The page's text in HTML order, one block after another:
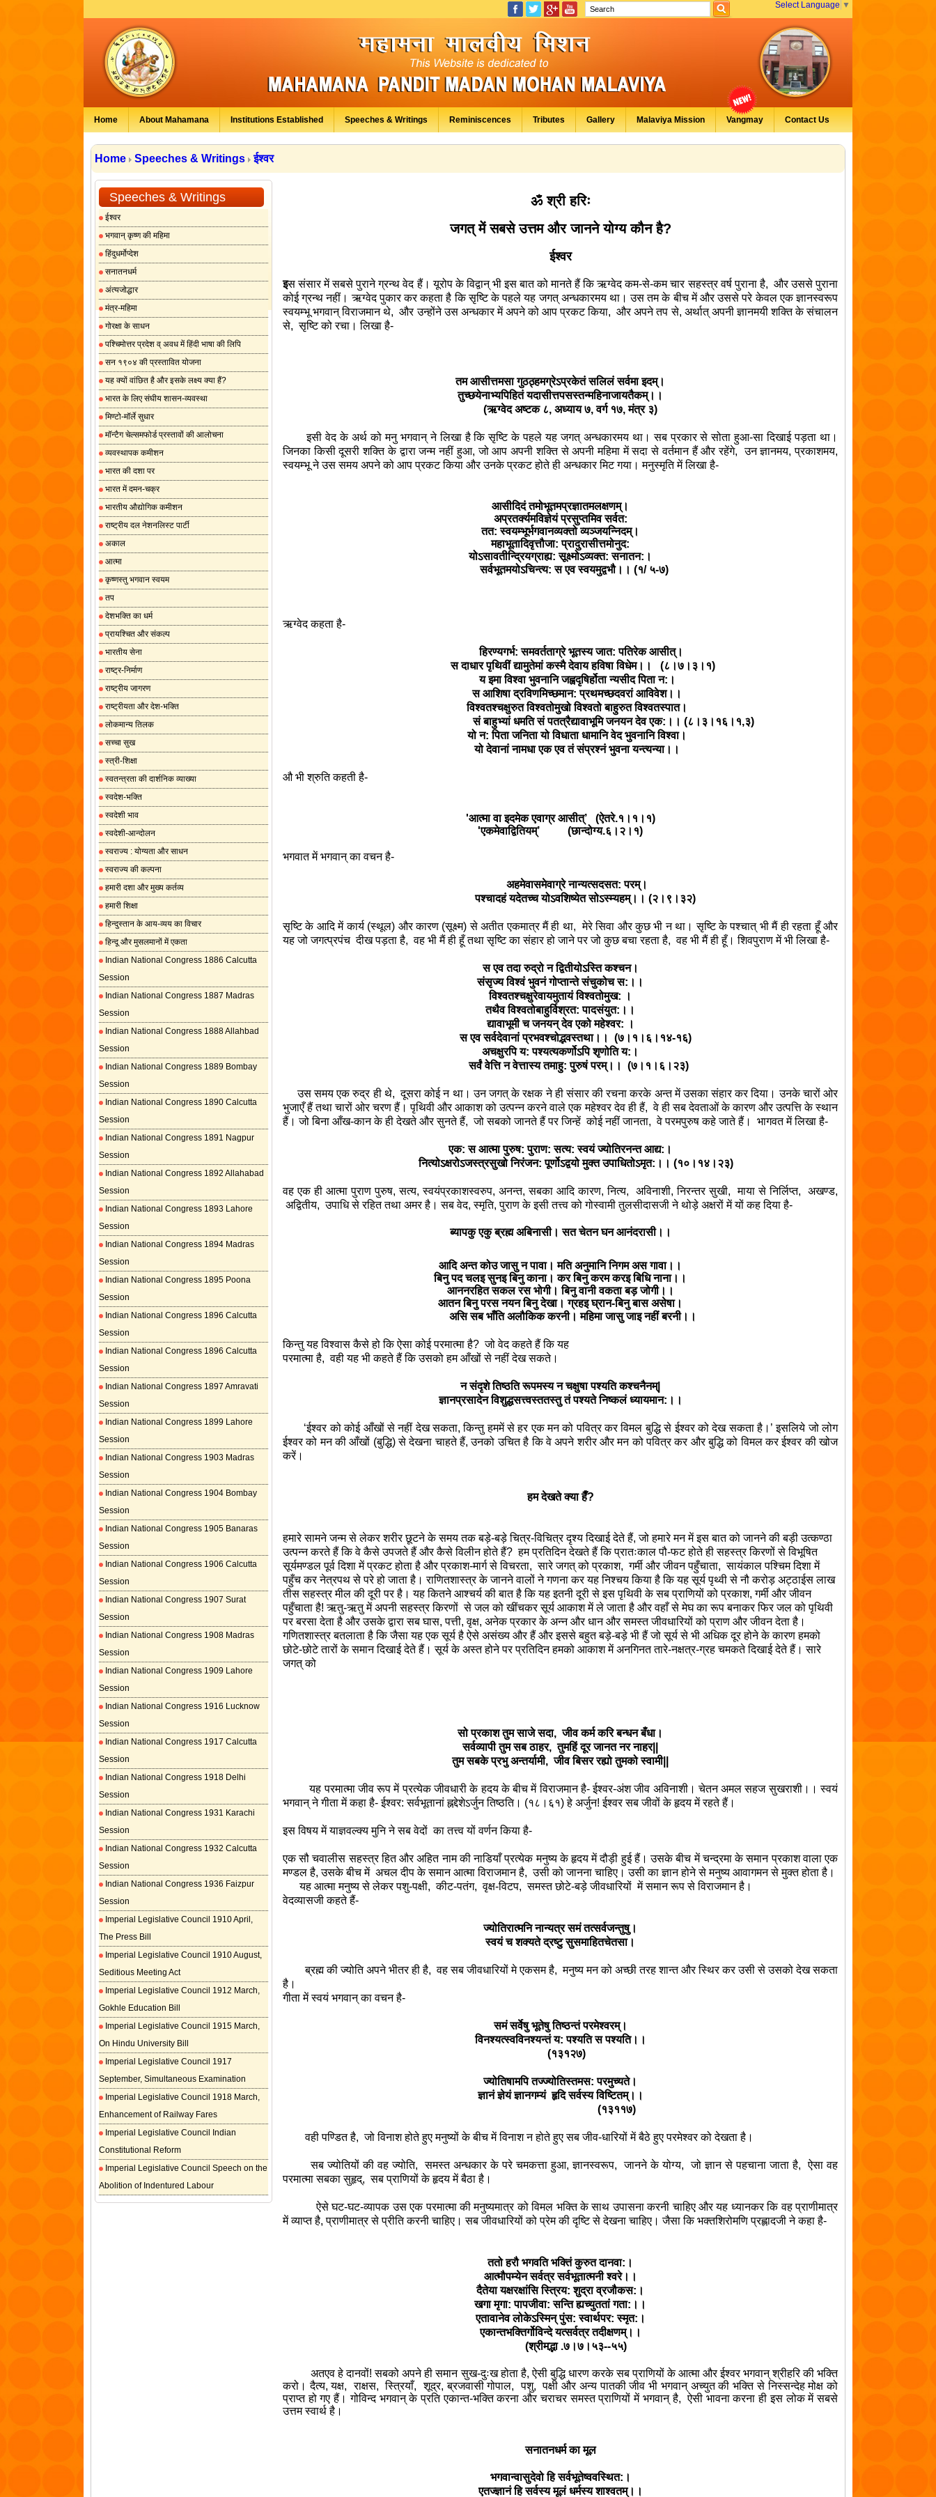
Select Language ▼
Home About Mahamana Institutions Established Speeches & Writings Reminiscences Tributes Gallery Malaviya Mission Vangmay Contact Us
Home Speeches & Writings ईश्वर
Speeches & Writings
ईश्वर
भगवान् कृष्ण की महिमा
हिंदुधर्मोप्देश
सनातनधर्म
अंत्यजोद्धार
मंत्र-महिमा
गोरक्षा के साधन
पश्चिमोत्तर प्रदेश व् अवध में हिंदी भाषा की लिपि
सन १९०४ की प्रस्तावित योजना
यह क्यों वांछित है और इसके लक्ष्य क्या हैं?
भारत के लिए संघीय शासन-व्यवस्था
मिण्टो-मॉर्ले सुधार
मॉन्टैग चेल्समफोर्ड प्रस्तावों की आलोचना
व्यवस्थापक कमीशन
भारत की दशा पर
भारत में दमन-चक्र
भारतीय औद्योगिक कमीशन
राष्ट्रीय दल नेशनलिस्ट पार्टी
अकाल
आत्मा
कृष्णस्तु भगवान स्वयम
तप
देशभक्ति का धर्म
प्रायश्चित और संकल्प
भारतीय सेना
राष्ट्र-निर्माण
राष्ट्रीय जागरण
राष्ट्रीयता और देश-भक्ति
लोकमान्य तिलक
सच्चा सुख
स्त्री-शिक्षा
स्वतन्त्रता की दार्शनिक व्याख्या
स्वदेश-भक्ति
स्वदेशी भाव
स्वदेशी-आन्दोलन
स्वराज्य : योग्यता और साधन
स्वराज्य की कल्पना
हमारी दशा और मुख्य कर्तव्य
हमारी शिक्षा
हिन्दुस्तान के आय-व्यय का विचार
हिन्दू और मुसलमानों में एकता
Indian National Congress 1886 Calcutta
Session
Indian National Congress 1887 Madras
Session
Indian National Congress 1888 Allahbad
Session
Indian National Congress 1889 Bombay
Session
Indian National Congress 1890 Calcutta
Session
Indian National Congress 1891 Nagpur
Session
Indian National Congress 1892 Allahabad
Session
Indian National Congress 1893 Lahore
Session
Indian National Congress 1894 Madras
Session
Indian National Congress 1895 Poona
Session
Indian National Congress 1896 Calcutta
Session
Indian National Congress 1896 Calcutta
Session
Indian National Congress 1897 Amravati
Session
Indian National Congress 1899 Lahore
Session
Indian National Congress 1903 Madras
Session
Indian National Congress 1904 Bombay
Session
Indian National Congress 1905 Banaras
Session
Indian National Congress 1906 Calcutta
Session
Indian National Congress 1907 Surat
Session
Indian National Congress 1908 Madras
Session
Indian National Congress 1909 Lahore
Session
Indian National Congress 1916 Lucknow
Session
Indian National Congress 1917 Calcutta
Session
Indian National Congress 1918 Delhi
Session
Indian National Congress 1931 Karachi
Session
Indian National Congress 1932 Calcutta
Session
Indian National Congress 1936 Faizpur
Session
Imperial Legislative Council 1910 April,
The Press Bill
Imperial Legislative Council 1910 August,
Seditious Meeting Act
Imperial Legislative Council 1912 March,
Gokhle Education Bill
Imperial Legislative Council 1915 March,
On Hindu University Bill
Imperial Legislative Council 1917
September, Simultaneous Examination
Imperial Legislative Council 1918 March,
Enhancement of Railway Fares
Imperial Legislative Council Indian
Constitutional Reform
Imperial Legislative Council Speech on the
Abolition of Indentured Labour
ॐ श्री हरिः
जगत् में सबसे उत्तम और जानने योग्य कौन है?
ईश्वर
इस संसार में सबसे पुराने ग्रन्थ वेद हैं। यूरोप के विद्वान् भी इस बात को मानते हैं कि ऋग्वेद कम-से-कम चार सहस्त्र वर्ष पुराना है, और उससे पुराना
कोई ग्रन्थ नहीं। ऋग्वेद पुकार कर कहता है कि सृष्टि के पहले यह जगत् अन्धकारमय था। उस तम के बीच में और उससे परे केवल एक ज्ञानस्वरूप
स्वयम्भू भगवान् विराजमान थे, और उन्होंने उस अन्धकार में अपने को आप प्रकट किया, और अपने तप से, अर्थात् अपनी ज्ञानमयी शक्ति के संचालन
से, सृष्टि को रचा। लिखा है-
तम आसीत्तमसा गुठठ्हमग्रेऽप्रकेतं सलिलं सर्वमा इदम्।
तुच्छयेनाभ्यपिहितं यदासीत्तपसस्तन्महिनाजायतैकम्।।
(ऋग्वेद अष्टक ८, अध्याय ७,वर्ग १७,मंत्र ३)
इसी वेद के अर्थ को मनु भगवान् ने लिखा है कि सृष्टि के पहले यह जगत् अन्धकारमय था। सब प्रकार से सोता हुआ-सा दिखाई पड़ता था।
जिनका किसी दूसरी शक्ति के द्वारा जन्म नहीं हुआ,जो आप अपनी शक्ति से अपनी महिमा में सदा से वर्तमान हैं और रहेंगे, उन ज्ञानमय,प्रकाशमय,
स्वयम्भू ने उस समय अपने को आप प्रकट किया और उनके प्रकट होते ही अन्धकार मिट गया। मनुस्मृति में लिखा है-
आसीदिदं तमोभूतमप्रज्ञातमलक्षणम्।
अप्रतर्क्यमविज्ञेयं प्रसुप्तमिव सर्वत:
तत: स्वयम्भूर्भगवानव्यक्तो व्यञ्जयन्निदम्।
महाभूतादिवृत्तौजा: प्रादुरासीत्तमोनुद:
योऽसावतीन्द्रियग्राह्य: सूक्ष्मोऽव्यक्त: सनातन:।
सर्वभूतमयोऽचिन्त्य: स एव स्वयमुद्वभौ।। (१/ ५-७)
ऋग्वेद कहता है-
हिरण्यगर्भ: समवर्तताग्रे भूतस्य जात: पतिरेक आसीत्।
स दाधार पृथिवीं द्यामुतेमां कस्मै देवाय हविषा विधेम।। (८।७।३।१)
य इमा विश्वा भुवनानि जह्वदृषिर्होता न्यसीद पिता न:।
स आशिषा द्रविणमिच्छमान: प्रथमच्छदवरां आविवेश।।
विश्वतश्चक्षुरुत विश्वतोमुखो विश्वतो बाहुरुत विश्वतस्पात।
सं बाहुभ्यां धमति सं पतत्रैद्यावाभूमि जनयन देव एक:।। (८।३।१६।१,३)
यो न: पिता जनिता यो विधाता धामानि वेद भुवनानि विश्वा।
यो देवानां नामधा एक एव तं संप्रश्नं भुवना यन्त्यन्या।।
औ भी श्रुति कहती है-
'आत्मा वा इदमेक एवाग्र आसीत्’ (ऐतरे.१।१।१)
'एकमेवाद्वितियम्’ (छान्दोग्य.६।२।१)
भगवात में भगवान् का वचन है-
अहमेवासमेवाग्रे नान्यत्सदसत: परम्।
पश्चादहं यदेतच्च योऽवशिष्येत सोऽस्म्यहम्।। (२।९।३२)
सृष्टि के आदि में कार्य (स्थूल) और कारण (सूक्ष्म) से अतीत एकमात्र मैं ही था, मेरे सिवा और कुछ भी न था। सृष्टि के पश्चात् भी मैं ही रहता हूँ और
यह जो जगत्प्रपंच दीख पड़ता है, वह भी मैं ही हूँ तथा सृष्टि का संहार हो जाने पर जो कुछ बचा रहता है, वह भी मैं ही हूँ। शिवपुराण में भी लिखा है-
स एव तदा रुद्रो न द्वितीयोऽस्ति कश्चन।
संसृज्य विश्वं भुवनं गोप्तान्ते संचुकोच स:।।
विश्वतश्चक्षुरेवायमुतायं विश्वतोमुख: ।
तथैव विश्वतोबाहुर्विश्रत: पादसंयुत:।।
द्यावाभूमी च जनयन् देव एको महेश्वर: ।
स एव सर्वदेवानां प्रभवश्चोद्भवस्तथा।। (७।१।६।१४-१६)
अचक्षुरपि य: पश्यत्यकर्णोऽपि शृणोति य:।
सर्वं वेत्ति न वेत्तास्य तमाहु: पुरुषं परम्।। (७।१।६।२३)
उस समय एक रुद्र ही थे, दूसरा कोई न था। उन जगत् के रक्षक ने ही संसार की रचना करके अन्त में उसका संहार कर दिया। उनके चारों ओर
भुजाएँ हैं तथा चारों ओर चरण हैं। पृथिवी और आकाश को उत्पन्न करने वाले एक महेश्वर देव ही हैं, वे ही सब देवताओं के कारण और उत्पत्ति के स्थान
हैं। जो बिना आँख-कान के ही देखते और सुनते हैं, जो सबको जानते हैं पर जिन्हें कोई नहीं जानता, वे परमपुरुष कहे जाते हैं। भागवत में लिखा है-
एक: स आत्मा पुरुष: पुराण: सत्य: स्वयं ज्योतिरनन्त आद्य:।
नित्योऽक्षरोऽजस्त्रसुखो निरंजन: पूर्णोऽद्वयो मुक्त उपाधितोऽमृत:।। (१०।१४।२३)
वह एक ही आत्मा पुराण पुरुष, सत्य,स्वयंप्रकाशस्वरुप, अनन्त,सबका आदि कारण, नित्य, अविनाशी,निरन्तर सुखी, माया से निर्लिप्त, अखण्ड,
अद्वितीय, उपाधि से रहित तथा अमर है। सब वेद, स्मृति,पुराण के इसी तत्त्व को गोस्वामी तुलसीदासजी ने थोड़े अक्षरों में यों कह दिया है-
ब्यापकु एकु ब्रह्म अबिनासी। सत चेतन घन आनंदरासी।।
आदि अन्त कोउ जासु न पावा। मति अनुमानि निगम अस गावा।।
बिनु पद चलइ सुनइ बिनु काना। कर बिनु करम करइ बिधि नाना।।
आननरहित सकल रस भोगी। बिनु वानी वकता बड़ जोगी।।
आतन बिनु परस नयन बिनु देखा। ग्रहइ घ्रान-बिनु बास असेषा।
असि सब भाँति अलौकिक करनी। महिमा जासु जाइ नहीं बरनी।।
किन्तु यह विश्वास कैसे हो कि ऐसा कोई परमात्मा है? जो वेद कहते हैं कि यह
परमात्मा है, वही यह भी कहते हैं कि उसको हम आँखों से नहीं देख सकते।
न संदृशे तिष्ठति रूपमस्य न चक्षुषा पश्यति कश्चनैनम्|
ज्ञानप्रसादेन विशुद्धसत्त्वस्ततस्तु तं पश्यते निष्कलं ध्यायमान:।।
‘ईश्वर को कोई आँखों से नहीं देख सकता,किन्तु हममें से हर एक मन को पवित्र कर विमल बुद्धि से ईश्वर को देख सकता है।’ इसलिये जो लोग
ईश्वर को मन की आँखों (बुद्धि) से देखना चाहते हैं,उनको उचित है कि वे अपने शरीर और मन को पवित्र कर और बुद्धि को विमल कर ईश्वर की खोज
करें।
हम देखते क्या हैँ?
हमारे सामने जन्म से लेकर शरीर छूटने के समय तक बड़े-बड़े चित्र-विचित्र दृश्य दिखाई देते हैं,जो हमारे मन में इस बात को जानने की बड़ी उत्कण्ठा
उत्पन्न करते हैं कि वे कैसे उपजते हैं और कैसे विलीन होते हैं? हम प्रतिदिन देखते हैं कि प्रातःकाल पौ-फट होते ही सहस्त्र किरणों से विभूषित
सूर्यमण्डल पूर्व दिशा में प्रकट होता है और प्रकाश-मार्ग से विचरता, सारे जगत् को प्रकाश, गर्मी और जीवन पहुँचाता, सायंकाल पश्चिम दिशा में
पहुँच कर नेत्रपथ से परे हो जाता है। राणितशास्त्र के जानने वालों ने गणना कर यह निश्चय किया है कि यह सूर्य पृथ्वी से नौ करोड़ अट्ठाईस लाख
तीस सहस्त्र मील की दूरी पर है। यह कितने आश्चर्य की बात है कि यह इतनी दूरी से इस पृथिवी के सब प्राणियों को प्रकाश,गर्मी और जीवन
पहुँचाता है! ऋतु-ऋतु में अपनी सहस्त्र किरणों से जल को खींचकर सूर्य आकाश में ले जाता है और वहाँ से मेघ का रूप बनाकर फिर जल को पृथिवी
पर बरसा देता है और उसके द्वारा सब घास,पत्ती,वृक्ष, अनेक प्रकार के अन्न और धान और समस्त जीवधारियों को प्राण और जीवन देता है।
गणितशास्त्र बतलाता है कि जैसा यह एक सूर्य है ऐसे असंख्य और हैं और इससे बहुत बड़े-बड़े भी हैं जो सूर्य से भी अधिक दूर होने के कारण हमको
छोटे-छोटे तारों के समान दिखाई देते हैं। सूर्य के अस्त होने पर प्रतिदिन हमको आकाश में अनगिनत तारे-नक्षत्र-ग्रह चमकते दिखाई देते हैं। सारे
जगत् को
सो प्रकाश तुम साजे सदा, जीव कर्म करि बन्धन बँधा।
सर्वव्यापी तुम सब ठाहर, तुमहिं दूर जानत नर नाहर||
तुम सबके प्रभु अन्तर्यामी, जीव बिसर रह्यो तुमको स्वामी||
यह परमात्मा जीव रूप में प्रत्येक जीवधारी के हदय के बीच में विराजमान है- ईश्वर-अंश जीव अविनाशी। चेतन अमल सहज सुखराशी।। स्वयं
भगवान् ने गीता में कहा है- ईश्वर: सर्वभूतानां ह्नद्देशेऽर्जुन तिष्ठति। (१८।६१) हे अर्जुन! ईश्वर सब जीवों के हृदय में रहते हैं।
इस विषय में याज्ञवल्क्य मुनि ने सब वेदों का तत्त्व यों वर्णन किया है-
एक सौ चवालीस सहस्त्र हित और अहित नाम की नाडियाँ प्रत्येक मनुष्य के हृदय में दौड़ी हुई हैं। उसके बीच में चन्द्रमा के समान प्रकाश वाला एक
मण्डल है, उसके बीच में अचल दीप के समान आत्मा विराजमान है, उसी को जानना चाहिए। उसी का ज्ञान होने से मनुष्य आवागमन से मुक्त होता है।
यह आत्मा मनुष्य से लेकर पशु-पक्षी, कीट-पतंग, वृक्ष-विटप, समस्त छोटे-बड़े जीवधारियों में समान रूप से विराजमान है।
वेदव्यासजी कहते हैं-
ज्योतिरात्मनि नान्यत्र समं तत्सर्वजन्तुषु।
स्वयं च शक्यते द्रष्टु सुसमाहितचेतसा।
ब्रह्म की ज्योति अपने भीतर ही है, वह सब जीवधारियों मे एकसम है, मनुष्य मन को अच्छी तरह शान्त और स्थिर कर उसी से उसको देख सकता
है।
गीता में स्वयं भगवान् का वचन है-
समं सर्वेषु भूतेषु तिष्ठन्तं परमेश्वरम्।
विनश्यत्स्वविनश्यन्तं य: पश्यति स पश्यति।।
(१३१२७)
ज्योतिषामपि तज्ज्योतिस्तमस: परमुच्यते।
ज्ञानं ज्ञेयं ज्ञानगम्यं हृदि सर्वस्य विष्टितम्।।
(१३११७)
वही पण्डित है, जो विनाश होते हुए मनुष्यों के बीच में विनाश न होते हुए सब जीव-धारियों में बैठे हुए परमेश्वर को देखता है।
सब ज्योतियों की वह ज्योति, समस्त अन्धकार के परे चमकत्ता हुआ, ज्ञानस्वरूप, जानने के योग्य, जो ज्ञान से पहचाना जाता है, ऐसा वह
परमात्मा सबका सुहृद्, सब प्राणियों के हृदय में बैठा है।
ऐसे घट-घट-व्यापक उस एक परमात्मा की मनुष्यमात्र को विमल भक्ति के साथ उपासना करनी चाहिए और यह ध्यानकर कि वह प्राणीमात्र
में व्याप्त है, प्राणीमात्र से प्रीति करनी चाहिए। सब जीवधारियों को प्रेम की दृष्टि से देखना चाहिए। जैसा कि भक्तशिरोमणि प्रह्लादजी ने कहा है-
ततो हरौ भगवति भक्तिं कुरुत दानवा:।
आत्मौपम्येन सर्वत्र सर्वभूतात्मनी श्वरे।।
दैतेया यक्षरक्षांसि स्त्रिय: शुद्रा व्रजौकस:।
खगा मृगा: पापजीवा: सन्ति ह्यच्युततां गता:।।
एतावानेव लोकेऽस्मिन् पुंस: स्वार्थपर: स्मृत:।
एकान्तभक्तिर्गोविन्दे यत्सर्वत्र तदीक्षणम्।।
(श्रीमद्भा .७।७।५३--५५)
अतएव हे दानवों! सबको अपने ही समान सुख-दुःख होता है, ऐसी बुद्धि धारण करके सब प्राणियों के आत्मा और ईश्वर भगवान् श्रीहरि की भक्ति
करो। दैत्य, यक्ष, राक्षस, स्त्रियाँ, शूद्र, ब्रजवासी गोपाल, पशु, पक्षी और अन्य पातकी जीव भी भगवान् अच्युत की भक्ति से निस्सन्देह मोक्ष को
प्राप्त हो गए हैं। गोविन्द भगवान् के प्रति एकान्त-भक्ति करना और चराचर समस्त प्राणियों में भगवान् है, ऐसी भावना करना ही इस लोक में सबसे
उत्तम स्वार्थ है।
सनातनधर्म का मूल
भगवान्वासुदेवो हि सर्वभूतेष्ववस्थित:।
एतज्ज्ञानं हि सर्वस्य मूलं धर्मस्य शाश्वतम्।।